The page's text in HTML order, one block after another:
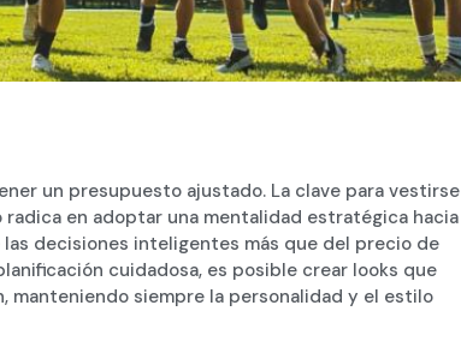
un presupuesto ajustado. La clave para vestirse
en adoptar una mentalidad estratégica hacia
decisiones inteligentes más que del precio de
cuidadosa, es posible crear looks que
manteniendo siempre la personalidad y el estilo